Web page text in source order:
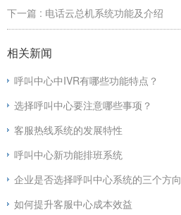
下一篇 : 电话云总机系统功能及介绍
相关新闻
呼叫中心中IVR有哪些功能特点？
选择呼叫中心要注意哪些事项？
客服热线系统的发展特性
呼叫中心新功能排班系统
企业是否选择呼叫中心系统的三个方向
如何提升客服中心成本效益